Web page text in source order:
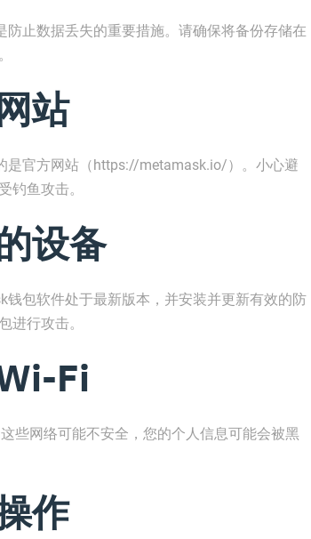
止数据丢失的重要措施。请确保将备份存储在
站
是官方网站（https://metamask.io/）。小心避
钓鱼攻击。
设备
包软件处于最新版本，并安装并更新有效的防
进行攻击。
Fi
些网络可能不安全，您的个人信息可能会被黑
作